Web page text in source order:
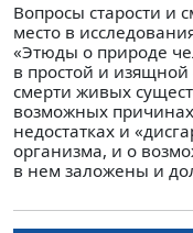
Вопросы старости и
место в
«Этюды о природе
в простой и
смерти живых
возможных причинах
недостатках и
организма, и о
в нем заложены и